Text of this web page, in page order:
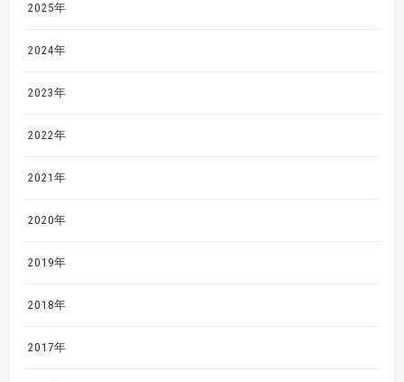
2025年
2024年
2023年
2022年
2021年
2020年
2019年
2018年
2017年